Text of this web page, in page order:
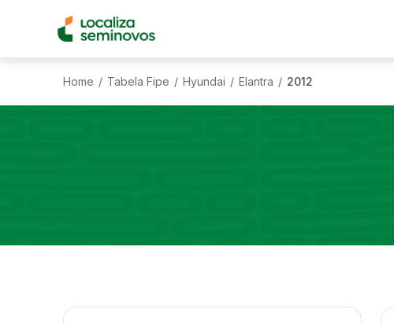
Home / Tabela Fipe / Hyundai / Elantra / 2012